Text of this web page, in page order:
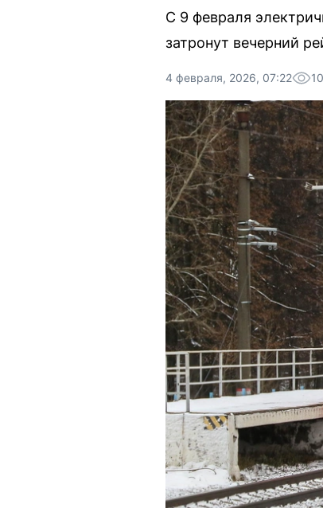
С 9 февраля
затронут вечерний
4 февраля, 2026, 07:22 10